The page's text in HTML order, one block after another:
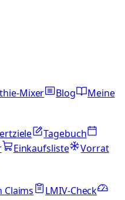
Mixer Blog
Meine
Tagebuch
Einkaufsliste
Vorrat
Claims
LMIV-Check